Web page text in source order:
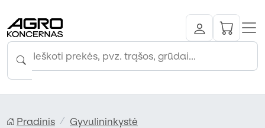
Pradinis
Gyvulininkystė